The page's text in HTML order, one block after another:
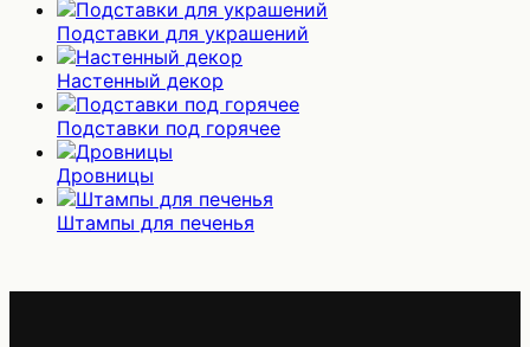
Подставки для украшений
Настенный декор
Подставки под горячее
Дровницы
Штампы для печенья